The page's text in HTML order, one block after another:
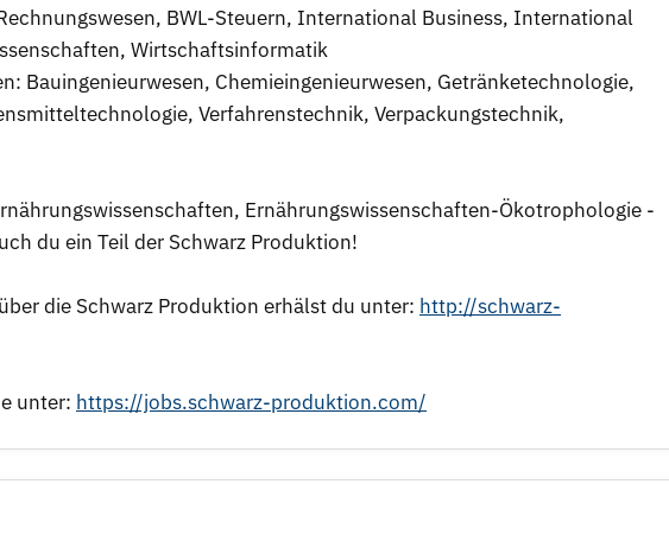
BWL-Steuern, International Business, International
Wirtschaftsinformatik
Bauingenieurwesen, Chemieingenieurwesen, Getränketechnologie,
Verfahrenstechnik, Verpackungstechnik,
Ernährungswissenschaften-Ökotrophologie -
du ein Teil der Schwarz Produktion!
die Schwarz Produktion erhälst du unter: http://schwarz-
unter: https://jobs.schwarz-produktion.com/